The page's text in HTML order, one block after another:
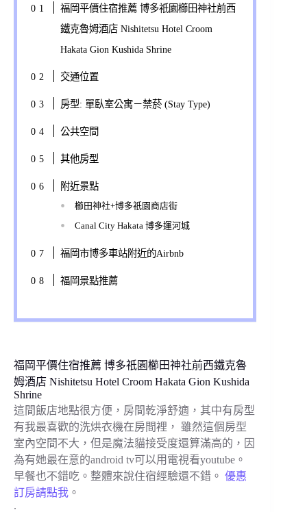
福岡平價住宿推薦 博多祇園櫛田神社前西
鐵克魯姆酒店 Nishitetsu Hotel Croom
Hakata Gion Kushida Shrine
交通位置
房型: 單臥室公寓－禁菸 (Stay Type)
公共空間
其他房型
附近景點
櫛田神社+博多祇園商店街
Canal City Hakata 博多運河城
福岡市博多車站附近的Airbnb
福岡景點推薦
福岡平價住宿推薦 博多祇園櫛田神社前西鐵克魯
姆酒店 Nishitetsu Hotel Croom Hakata Gion Kushida
Shrine
這間飯店地點很方便，房間乾淨舒適，其中有房型
有我最喜歡的洗烘衣機在房間裡， 雖然這個房型
室內空間不大，但是魔法貓接受度還算滿高的，因
為有她最在意的android tv可以用電視看youtube。
早餐也不錯吃。整體來說住宿經驗還不錯。 優惠
訂房請點我 。
.